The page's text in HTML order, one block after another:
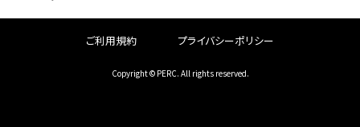
ご利用規約 プライバシーポリシー
Copyright © PERC. All rights reserved.